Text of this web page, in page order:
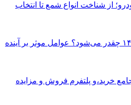
از شناخت انواع شمع تا انتخاب
قیمت طلا در سال ۱۴۰۶ چقدر می‌شود؟ عوامل موثر بر آینده
خرید،و پلتفرم فروش و مزایده